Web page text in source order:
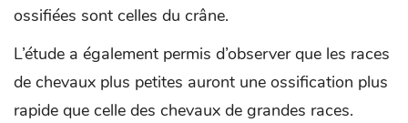
ossifiées sont celles du crâne.
L’étude a également permis d’observer que les races
de chevaux plus petites auront une ossification plus
rapide que celle des chevaux de grandes races.